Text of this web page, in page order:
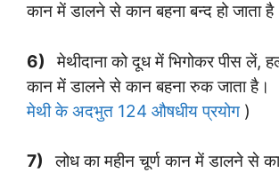
कान में डालने से कान बहना बन्द हो जाता
6)
मेथीदाना को दूध में भिगोकर पीस लें,
कान में डालने से कान बहना रुक जाता है।
मेथी के अदभुत 124 औषधीय प्रयोग )
7)
लोध का महीन चूर्ण कान में डालने से